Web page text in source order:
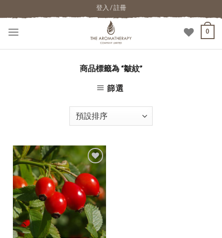
登入 / 註冊
0
商品標籤為 “皺紋”
篩選
加入
願望
清單